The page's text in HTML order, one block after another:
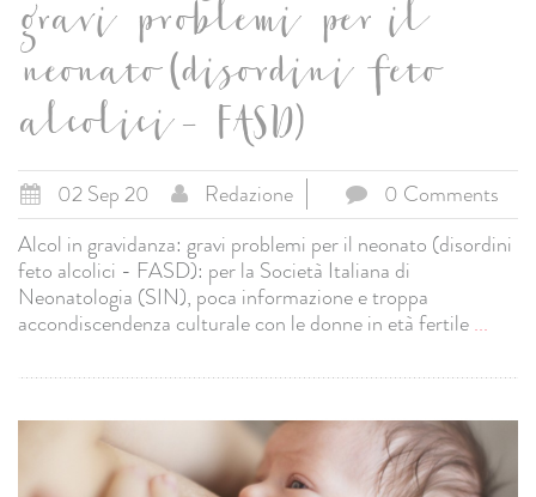
gravi problemi per il
neonato (disordini feto
alcolici - FASD)
02 Sep 20 Redazione
0 Comments
Alcol in gravidanza: gravi problemi per il neonato (disordini
feto alcolici - FASD): per la Società Italiana di
Neonatologia (SIN), poca informazione e troppa
accondiscendenza culturale con le donne in età fertile...